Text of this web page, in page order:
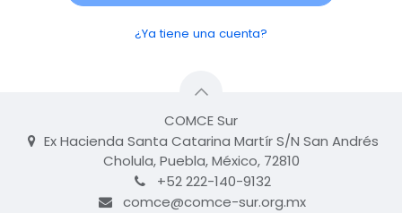
¿Ya tiene una cuenta?
COMCE Sur
Ex Hacienda Santa Catarina Martír S/N San Andrés
Cholula, Puebla, México, 72810
+52 222-140-9132
comce@comce-sur.org.mx